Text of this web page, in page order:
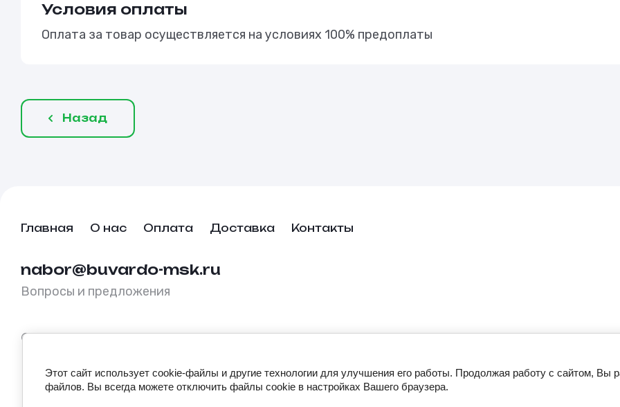
Условия оплаты
Оплата за товар осуществляется на условиях 100% предоплаты
Назад
Главная О нас Оплата Доставка Контакты
nabor@buvardo-msk.ru
Вопросы и предложения
© buvardo-msk.ru, 2026
Этот сайт использует cookie-файлы и другие технологии для улучшения его работы. Продолжая работу с сайтом, Вы
файлов. Вы всегда можете отключить файлы cookie в настройках Вашего браузера.